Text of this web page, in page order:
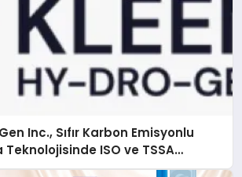
Inc., Sıfır Karbon Emisyonlu
Teknolojisinde ISO ve TSSA
Aldı